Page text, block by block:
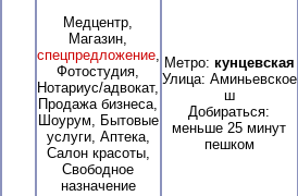
Медцентр,
Магазин,
спецпредложение,
Фотостудия,
Нотариус/адвокат,
Продажа бизнеса,
Шоурум, Бытовые
услуги, Аптека,
Салон красоты,
Свободное
назначение
Метро: кунцевская
Улица: Аминьевское
ш
Добираться:
меньше 25 минут
пешком